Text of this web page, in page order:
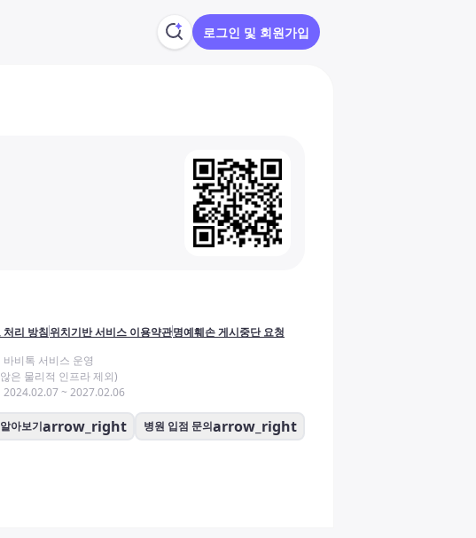
로그인 및 회원가입
리 방침위치기반 서비스 이용약관명예훼손 게시중단 요청
비톡 서비스 운영
은 물리적 인프라 제외)
2024.02.07 ~ 2027.02.06
아보기arrow_right 병원 입점 문의arrow_right